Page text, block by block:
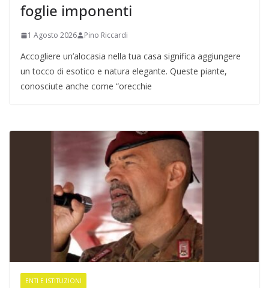
foglie imponenti
1 Agosto 2026 Pino Riccardi
Accogliere un’alocasia nella tua casa significa aggiungere
un tocco di esotico e natura elegante. Queste piante,
conosciute anche come “orecchie
ENTI E ISTITUZIONI